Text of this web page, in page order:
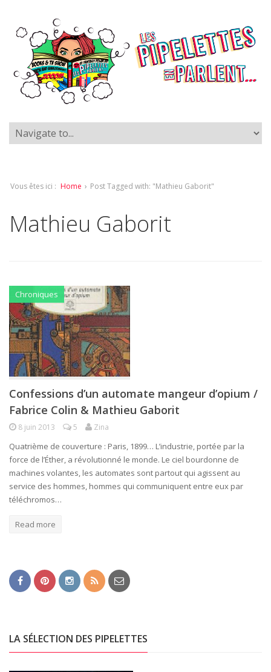
Vous êtes ici : Home › Post Tagged with: "Mathieu Gaborit"
Mathieu Gaborit
Chroniques
Confessions d’un automate mangeur d’opium /
Fabrice Colin & Mathieu Gaborit
8 juin 2013 5 Zina
Quatrième de couverture : Paris, 1899… L’industrie, portée par la
force de l’Éther, a révolutionné le monde. Le ciel bourdonne de
machines volantes, les automates sont partout qui agissent au
service des hommes, hommes qui communiquent entre eux par
téléchromos…
Read more
LA SÉLECTION DES PIPELETTES